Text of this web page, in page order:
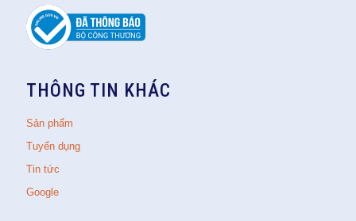
THÔNG TIN KHÁC
Sản phẩm
Tuyển dụng
Tin tức
Google